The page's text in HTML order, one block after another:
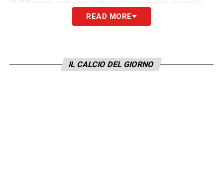
Il 23enne esterno, che indosserà la maglia
numero 7, diventa il primo giocatore
LA PLAYLIST DELLE NOSTRE TOP NEWS
READ MORE
IL CALCIO DEL GIORNO